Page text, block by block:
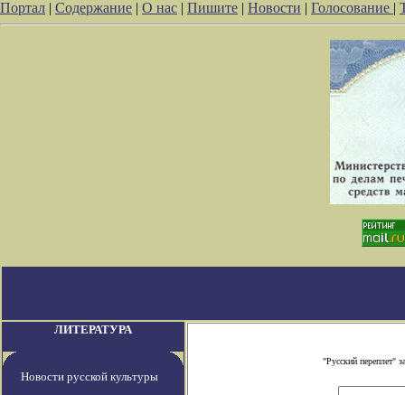
Портал | Содержание | О нас | Пишите | Новости | Голосование |
ЛИТЕРАТУРА
Новости русской культуры
"Русский переплет"